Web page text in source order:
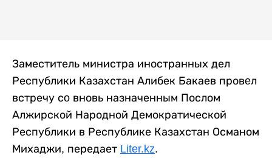
Заместитель министра иностранных дел
Республики Казахстан Алибек Бакаев провeл
встречу сo вновь назначенным Послом
Алжирской Народной Демократической
Республики в Республике Казахстан Османом
Михаджи, передает Liter.kz.